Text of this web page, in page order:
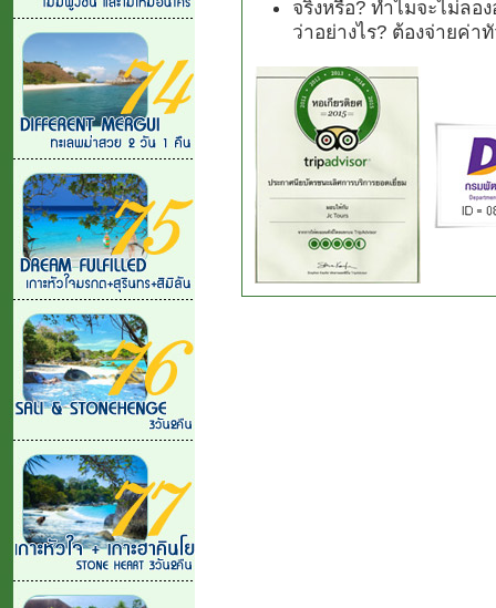
จริงหรือ? ทำไมจะไม่ลอ
ว่าอย่างไร? ต้องจ่ายค่